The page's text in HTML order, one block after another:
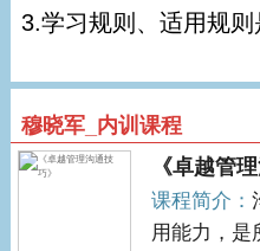
3.学习规则、适用规
穆晓军_内训课程
《卓越管
课程简介：
用能力，是